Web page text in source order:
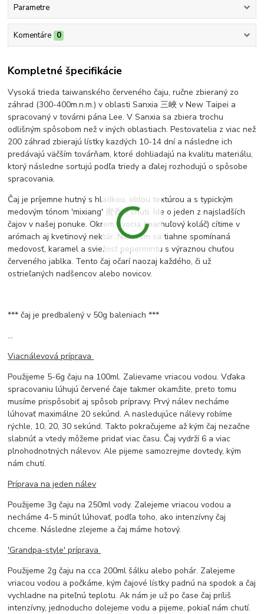
Parametre
Komentáre 0
Kompletné špecifikácie
Vysoká trieda taiwanského červeného čaju, ručne zbieraný zo
záhrad (300-400m.n.m.) v oblasti Sanxia 三峽 v New Taipei a
spracovaný v továrni pána Lee. V Sanxia sa zbiera trochu
odlišným spôsobom než v iných oblastiach. Pestovatelia z viac než
200 záhrad zbierajú lístky kazdých 10-14 dní a následne ich
predávajú väčším továrňam, ktoré dohliadajú na kvalitu materiálu,
ktorý následne sortujú podľa triedy a ďalej rozhodujú o spôsobe
spracovania.
Čaj je príjemne hutný s hladkou, oblou textúrou a s typickým
medovým tónom 'mixiang' 蜜香 v chuti. Ide o jeden z najsladších
čajov v našej ponuke. Okrem ovocia (marhuľový koláč) cítime v
arómach aj kvetinový nektár. Nálevom sa tiahne spomínaná
medovosť, karamel a sviežosť pepermintu s výraznou chuťou
červeného jablka. Tento čaj očarí naozaj každého, či už
ostrieľaných nadšencov alebo novicov.
*** čaj je predbalený v 50g baleniach ***
...
Viacnálevová príprava
Použijeme 5-6g čaju na 100ml. Zalievame vriacou vodou. Vďaka
spracovaniu lúhujú červené čaje takmer okamžite, preto tomu
musíme prispôsobiť aj spôsob prípravy. Prvý nálev necháme
lúhovať maximálne 20 sekúnd. A nasledujúce nálevy robíme
rýchle, 10, 20, 30 sekúnd. Takto pokračujeme až kým čaj nezačne
slabnúť a vtedy môžeme pridať viac času. Čaj vydrží 6 a viac
plnohodnotných nálevov. Ale pijeme samozrejme dovtedy, kým
nám chutí.
Príprava na jeden nálev
Použijeme 3g čaju na 250ml vody. Zalejeme vriacou vodou a
necháme 4-5 minút lúhovať, podľa toho, ako intenzívny čaj
chceme. Následne zlejeme a čaj máme hotový.
'Grandpa-style' príprava
Použijeme 2g čaju na cca 200ml šálku alebo pohár. Zalejeme
vriacou vodou a počkáme, kým čajové lístky padnú na spodok a čaj
vychladne na piteľnú teplotu. Ak nám je už po čase čaj príliš
intenzívny, jednoducho dolejeme vodu a pijeme, pokiaľ nám chutí.